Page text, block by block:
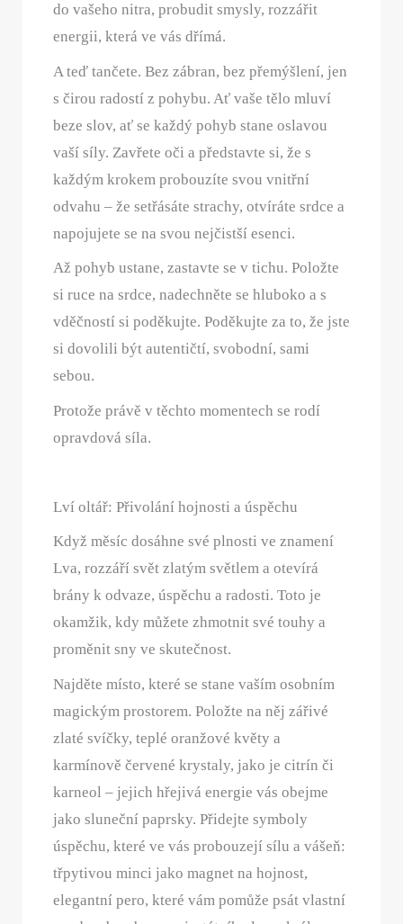
do vašeho nitra, probudit smysly, rozzářit
energii, která ve vás dřímá.
A teď tančete. Bez zábran, bez přemýšlení, jen
s čirou radostí z pohybu. Ať vaše tělo mluví
beze slov, ať se každý pohyb stane oslavou
vaší síly. Zavřete oči a představte si, že s
každým krokem probouzíte svou vnitřní
odvahu – že setřásáte strachy, otvíráte srdce a
napojujete se na svou nejčistší esenci.
Až pohyb ustane, zastavte se v tichu. Položte
si ruce na srdce, nadechněte se hluboko a s
vděčností si poděkujte. Poděkujte za to, že jste
si dovolili být autentičtí, svobodní, sami
sebou.
Protože právě v těchto momentech se rodí
opravdová síla.
Lví oltář: Přivolání hojnosti a úspěchu
Když měsíc dosáhne své plnosti ve znamení
Lva, rozzáří svět zlatým světlem a otevírá
brány k odvaze, úspěchu a radosti. Toto je
okamžik, kdy můžete zhmotnit své touhy a
proměnit sny ve skutečnost.
Najděte místo, které se stane vaším osobním
magickým prostorem. Položte na něj zářivé
zlaté svíčky, teplé oranžové květy a
karmínově červené krystaly, jako je citrín či
karneol – jejich hřejivá energie vás obejme
jako sluneční paprsky. Přidejte symboly
úspěchu, které ve vás probouzejí sílu a vášeň:
třpytivou minci jako magnet na hojnost,
elegantní pero, které vám pomůže psát vlastní